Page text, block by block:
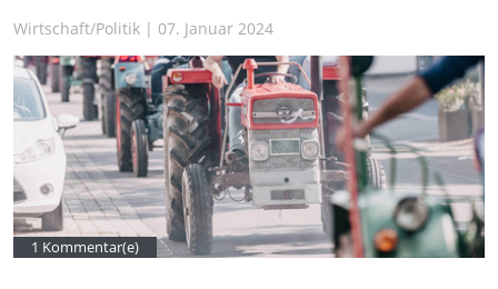
Wirtschaft/Politik | 07. Januar 2024
1 Kommentar(e)